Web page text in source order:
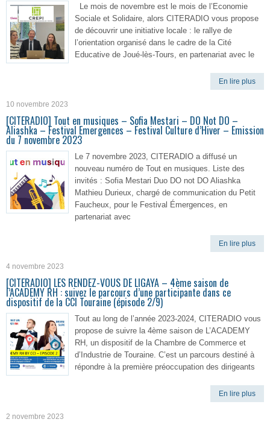
Le mois de novembre est le mois de l’Economie
Sociale et Solidaire, alors CITERADIO vous propose
de découvrir une initiative locale : le rallye de
l’orientation organisé dans le cadre de la Cité
Educative de Joué-lès-Tours, en partenariat avec le
En lire plus
10 novembre 2023
[CITERADIO] Tout en musiques – Sofia Mestari – DO Not DO –
Aliashka – Festival Emergences – Festival Culture d’Hiver – Emission
du 7 novembre 2023
Le 7 novembre 2023, CITERADIO a diffusé un
nouveau numéro de Tout en musiques. Liste des
invités : Sofia Mestari Duo DO not DO Aliashka
Mathieu Durieux, chargé de communication du Petit
Faucheux, pour le Festival Émergences, en
partenariat avec
En lire plus
4 novembre 2023
[CITERADIO] LES RENDEZ-VOUS DE LIGAYA – 4ème saison de
l’ACADEMY RH : suivez le parcours d’une participante dans ce
dispositif de la CCI Touraine (épisode 2/9)
Tout au long de l’année 2023-2024, CITERADIO vous
propose de suivre la 4ème saison de L’ACADEMY
RH, un dispositif de la Chambre de Commerce et
d’Industrie de Touraine. C’est un parcours destiné à
répondre à la première préoccupation des dirigeants
En lire plus
2 novembre 2023